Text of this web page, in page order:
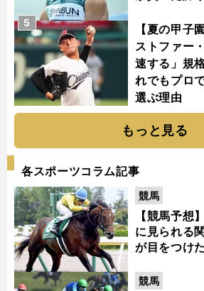
【夏の甲子
ストファー
速する」規
れでもプロ
選ぶ理由
5
もっと見る
各スポーツコラム記事
【競馬予想
に見られる
が目をつけ
競馬
競馬